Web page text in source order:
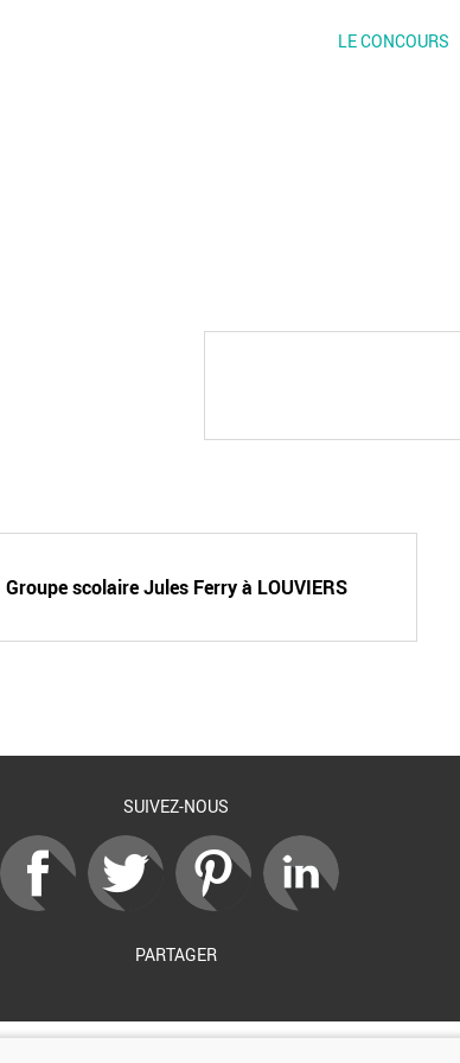
LE CONCOURS
Groupe scolaire Jules Ferry à LOUVIERS
SUIVEZ-NOUS
PARTAGER
Soutenu par :